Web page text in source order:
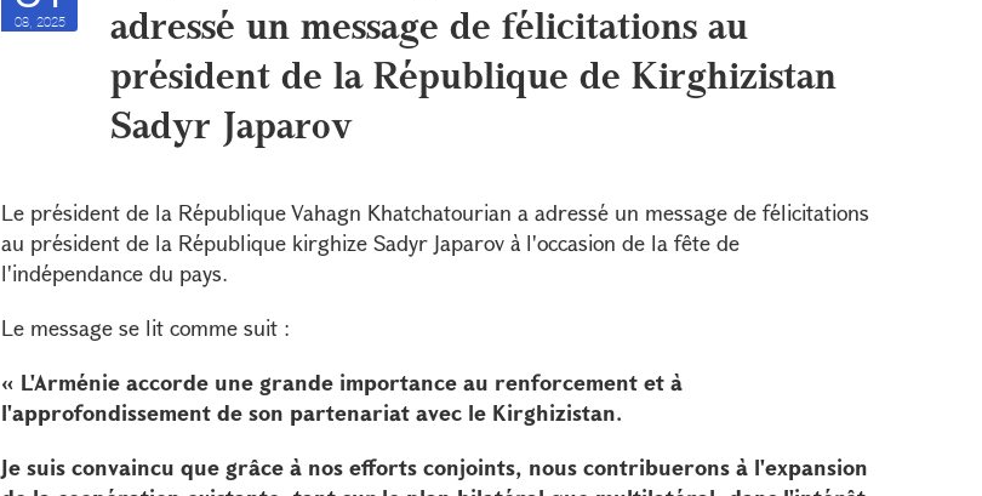
08, 2025
adressé un message de félicitations au
président de la République de Kirghizistan
Sadyr Japarov
Le président de la République Vahagn Khatchatourian a adressé un message de félicitations
au président de la République kirghize Sadyr Japarov à l'occasion de la fête de
l'indépendance du pays.
Le message se lit comme suit :
« L'Arménie accorde une grande importance au renforcement et à
l'approfondissement de son partenariat avec le Kirghizistan.
Je suis convaincu que grâce à nos efforts conjoints, nous contribuerons à l'expansion